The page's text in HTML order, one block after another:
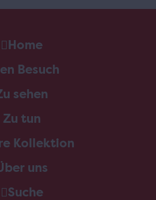
Home
Besuch
sehen
Zu tun
Kollektion
uns
Suche